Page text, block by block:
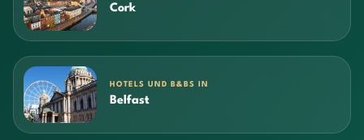
Cork
HOTELS UND B&BS IN
Belfast